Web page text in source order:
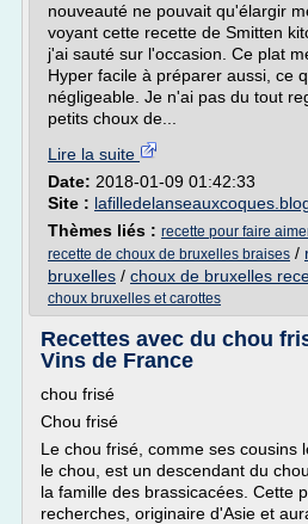
nouveauté ne pouvait qu'élargir
voyant cette recette de Smitten
j'ai sauté sur l'occasion. Ce plat
Hyper facile à préparer aussi, ce
négligeable. Je n'ai pas du tout
petits choux de...
Lire la suite
Date: 2018-01-09 01:42:33
Site :
Thèmes liés : recette pour faire
recette de choux de bruxelles braises /
bruxelles / choux de bruxelles
choux bruxelles et carottes
Recettes avec du chou
Vins de France
chou frisé
Chou frisé
Le chou frisé, comme ses cousins
le chou, est un descendant du
la famille des brassicacées. Cette
recherches, originaire d'Asie et